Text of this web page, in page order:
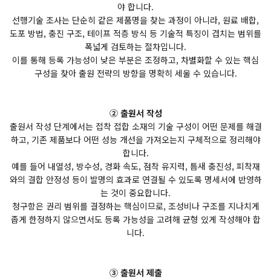
야 합니다.
선행기술 조사는 단순히 같은 제품명을 찾는 과정이 아니라, 원료 배합,
도포 방법, 충진 구조, 테이프 적층 방식 등 기술적 특징이 겹치는 범위를
폭넓게 검토하는 절차입니다.
이를 통해 등록 가능성이 낮은 부분은 조정하고, 차별화할 수 있는 핵심
구성을 찾아 출원 전략의 방향을 명확히 세울 수 있습니다.
② 출원서 작성
출원서 작성 단계에서는 접착 접합 소재의 기술 구성이 어떤 문제를 해결
하고, 기존 제품보다 어떤 성능 개선을 가져오는지 구체적으로 정리해야
합니다.
예를 들어 내열성, 방수성, 경화 속도, 점착 유지력, 틈새 충진성, 피착재
와의 결합 안정성 등이 발명의 효과로 연결될 수 있도록 명세서에 반영하
는 것이 중요합니다.
청구항은 권리 범위를 결정하는 핵심이므로, 조성비나 구조를 지나치게
좁게 한정하지 않으면서도 등록 가능성을 고려해 균형 있게 작성해야 합
니다.
③ 출원서 제출